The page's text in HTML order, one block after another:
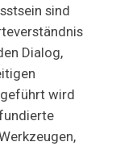
sind
Dialog,
wird